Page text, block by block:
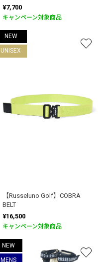
¥7,700
キャンペーン対象商品
NEW
UNISEX
【Russeluno Golf】COBRA
BELT
¥16,500
キャンペーン対象商品
NEW
MENS